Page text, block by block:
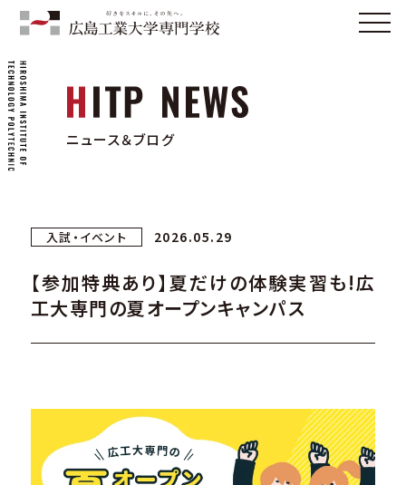
ニュース＆ブログ
入試・イベント 2026.05.29
【参加特典あり】夏だけの体験実習も!広
工大専門の夏オープンキャンパス